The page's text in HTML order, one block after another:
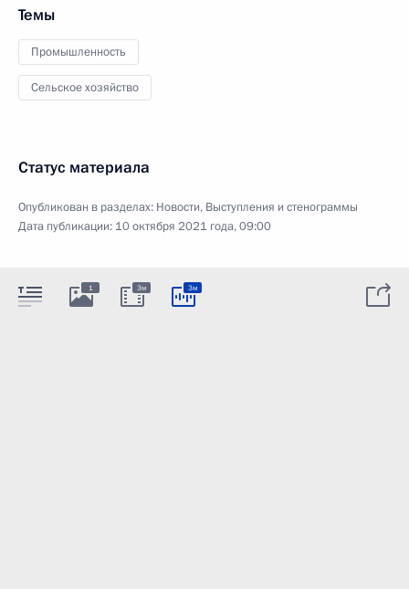
Темы
Промышленность
Сельское хозяйство
Статус материала
Опубликован в разделах: Новости, Выступления и стенограммы
Дата публикации: 10 октября 2021 года, 09:00
1 3м 3м